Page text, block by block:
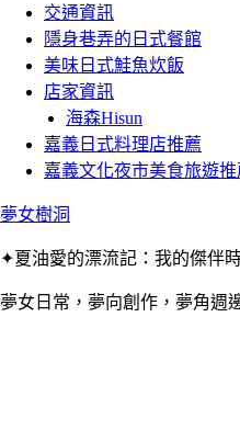
交通資訊
隱身巷弄的日式餐館
美味日式鮭魚炊飯
店家資訊
海森Hisun
嘉義日式料理店推薦
嘉義文化夜市美食旅遊推
夢女樹洞
✦夏油愛的漂流記：我的傑伴
夢女日常，夢向創作，夢角週